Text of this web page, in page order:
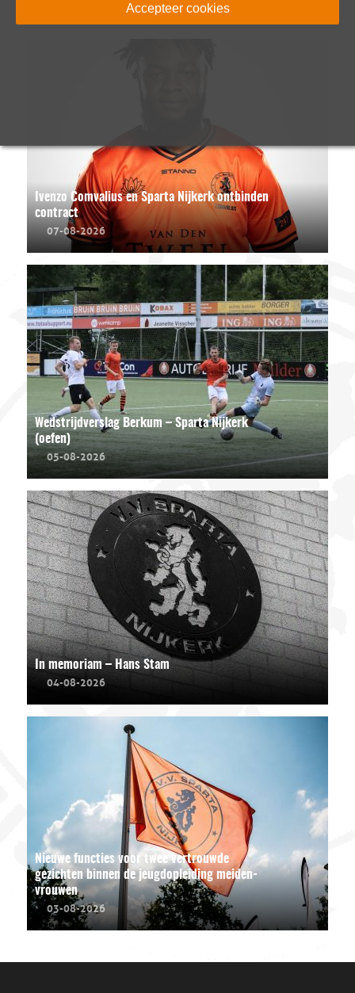
Ivenzo Comvalius en Sparta Nijkerk ontbinden
contract
07-08-2026
Wedstrijdverslag Berkum – Sparta Nijkerk
(oefen)
05-08-2026
In memoriam – Hans Stam
04-08-2026
Nieuwe functies voor twee vertrouwde
gezichten binnen de jeugdopleiding meiden-
vrouwen
03-08-2026
Accepteer cookies